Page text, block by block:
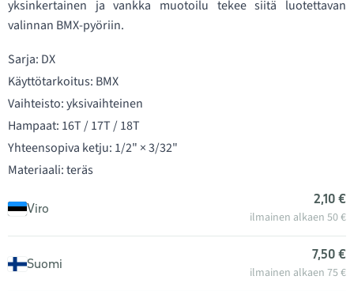
yksinkertainen ja vankka muotoilu tekee siitä luotettavan
valinnan BMX-pyöriin.
Sarja: DX
Käyttötarkoitus: BMX
Vaihteisto: yksivaihteinen
Hampaat: 16T / 17T / 18T
Yhteensopiva ketju: 1/2" × 3/32"
Materiaali: teräs
Viro
2,10 €
ilmainen alkaen 50 €
Suomi
7,50 €
ilmainen alkaen 75 €